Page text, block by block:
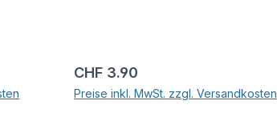
Regulärer Preis:
CHF 3.90
Preise inkl. MwSt. zzgl. Versandkosten